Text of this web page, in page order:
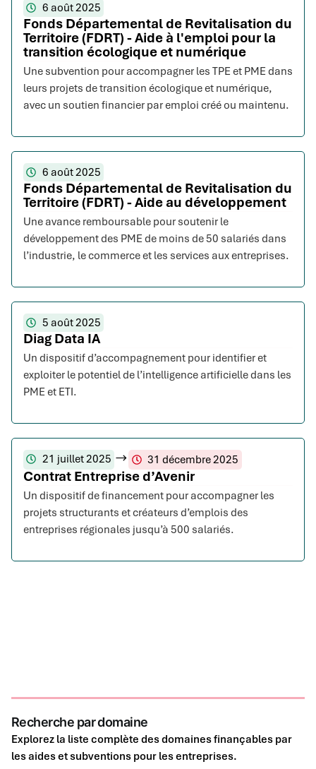
6 août 2025
Fonds Départemental de Revitalisation du
Territoire (FDRT) - Aide à l'emploi pour la
transition écologique et numérique
Une subvention pour accompagner les TPE et PME dans
leurs projets de transition écologique et numérique,
avec un soutien financier par emploi créé ou maintenu.
6 août 2025
Fonds Départemental de Revitalisation du
Territoire (FDRT) - Aide au développement
Une avance remboursable pour soutenir le
développement des PME de moins de 50 salariés dans
l’industrie, le commerce et les services aux entreprises.
5 août 2025
Diag Data IA
Un dispositif d’accompagnement pour identifier et
exploiter le potentiel de l’intelligence artificielle dans les
PME et ETI.
21 juillet 2025 31 décembre 2025
Contrat Entreprise d’Avenir
Un dispositif de financement pour accompagner les
projets structurants et créateurs d’emplois des
entreprises régionales jusqu’à 500 salariés.
Recherche par domaine
Explorez la liste complète des domaines finançables par
les aides et subventions pour les entreprises.